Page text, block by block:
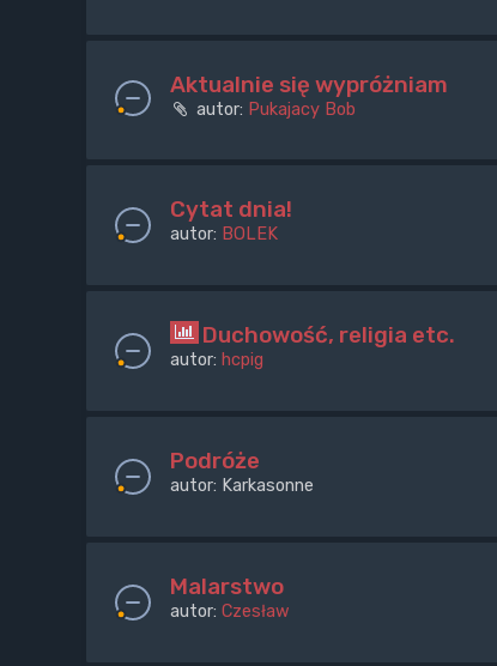
Aktualnie się wypróżniam
autor: Pukajacy Bob
Cytat dnia!
autor: BOLEK
Duchowość, religia etc.
autor: hcpig
Podróże
autor: Karkasonne
Malarstwo
autor: Czesław